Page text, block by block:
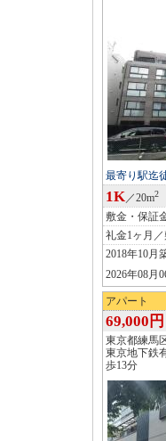
最寄り駅迄
1K／20m2
敷金・保証
礼金1ヶ月／
2018年10月
2026年08月
アパート
69,000円
東京都練馬
東京地下鉄
歩13分